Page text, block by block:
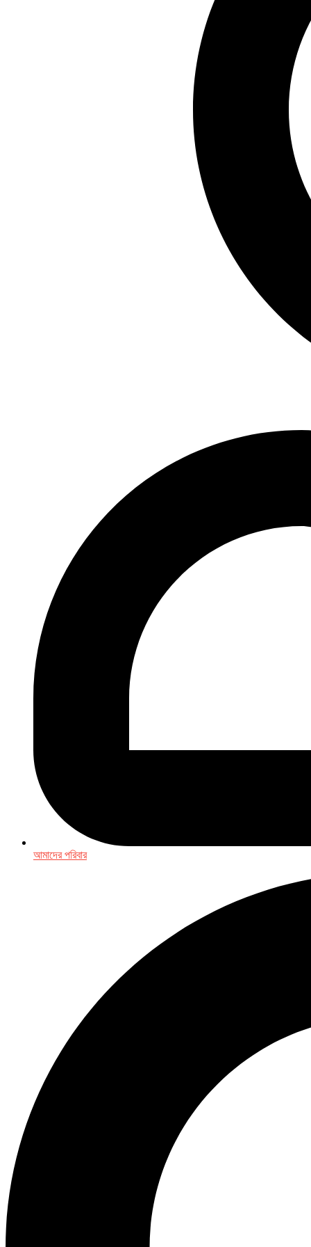
আমাদের পরিবার